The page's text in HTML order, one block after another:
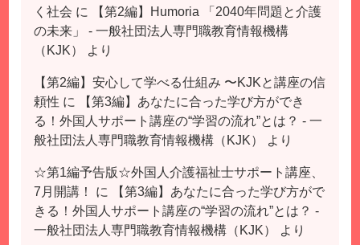
く社会 に
【第2編】Humoria 「2040年問題と介護
の未来」 - 一般社団法人専門職教育情報機構
（KJK）
より
【第2編】安心して学べる仕組み 〜KJKと講座の信
頼性 に
【第3編】あなたに合った学び方ができ
る！外国人サポート講座の“学習の流れ”とは？ - 一
般社団法人専門職教育情報機構（KJK）
より
☆第1編予告版☆外国人介護福祉士サポート講座、
7月開講！
に
【第3編】あなたに合った学び方がで
きる！外国人サポート講座の“学習の流れ”とは？ -
一般社団法人専門職教育情報機構（KJK）
より